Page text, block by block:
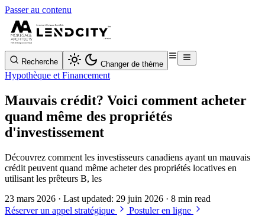
Passer au contenu
Recherche Changer de thème
Hypothèque et Financement
Mauvais crédit? Voici comment acheter
quand même des propriétés
d'investissement
Découvrez comment les investisseurs canadiens ayant un mauvais
crédit peuvent quand même acheter des propriétés locatives en
utilisant les prêteurs B, les
23 mars 2026 · Last updated: 29 juin 2026 · 8 min read
Réserver un appel stratégique
Postuler en ligne